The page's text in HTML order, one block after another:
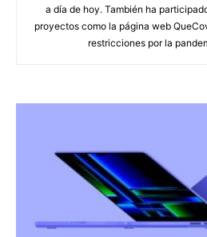
a día de hoy. También ha
proyectos como la página web
restricciones por la